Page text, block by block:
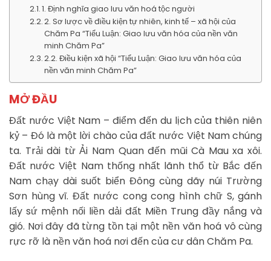
1. Định nghĩa giao lưu văn hoá tộc người
2. Sơ lược về điều kiện tự nhiên, kinh tế – xã hội của
Chăm Pa “Tiểu Luận: Giao lưu văn hóa của nền văn
minh Chăm Pa”
2.2. Điều kiện xã hội “Tiểu Luận: Giao lưu văn hóa của
nền văn minh Chăm Pa”
MỞ ĐẦU
Đất nước Việt Nam – điểm đến du lịch của thiên niên
kỷ – Đó là một lời chào của đất nước Việt Nam chúng
ta. Trải dài từ Ải Nam Quan đến mũi Cà Mau xa xôi.
Đất nước Việt Nam thống nhất lãnh thổ từ Bắc đến
Nam chạy dài suốt biển Đông cùng dãy núi Trường
Sơn hùng vĩ. Đất nước cong cong hình chữ S, gánh
lấy sứ mệnh nối liền dải đất Miền Trung đầy nắng và
gió. Nơi đây đã từng tồn tại một nền văn hoá vô cùng
rực rỡ là nền văn hoá nơi đến của cư dân Chăm Pa.